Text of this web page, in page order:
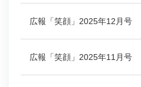
広報「笑顔」2025年12月号
広報「笑顔」2025年11月号